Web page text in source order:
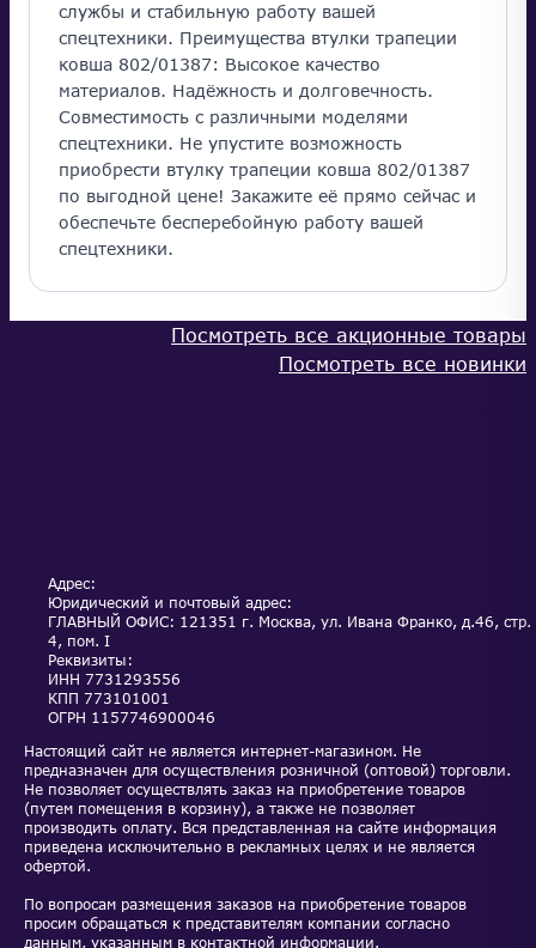
службы и стабильную работу вашей
спецтехники. Преимущества втулки трапеции
ковша 802/01387: Высокое качество
материалов. Надёжность и долговечность.
Совместимость с различными моделями
спецтехники. Не упустите возможность
приобрести втулку трапеции ковша 802/01387
по выгодной цене! Закажите её прямо сейчас и
обеспечьте бесперебойную работу вашей
спецтехники.
Посмотреть все акционные товары
Посмотреть все новинки
Адрес:
Юридический и почтовый адрес:
ГЛАВНЫЙ ОФИС: 121351 г. Москва, ул. Ивана Франко, д.46, стр.
4, пом. I
Реквизиты:
ИНН 7731293556
КПП 773101001
ОГРН 1157746900046
Настоящий сайт не является интернет-магазином. Не
предназначен для осуществления розничной (оптовой) торговли.
Не позволяет осуществлять заказ на приобретение товаров
(путем помещения в корзину), а также не позволяет
производить оплату. Вся представленная на сайте информация
приведена исключительно в рекламных целях и не является
офертой.
По вопросам размещения заказов на приобретение товаров
просим обращаться к представителям компании согласно
данным, указанным в контактной информации.